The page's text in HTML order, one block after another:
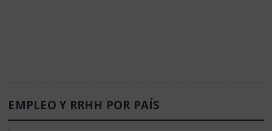
EMPLEO Y RRHH POR PAÍS